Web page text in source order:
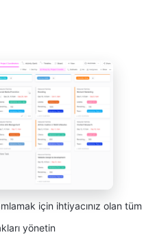
için ihtiyacınız olan tüm
yönetin